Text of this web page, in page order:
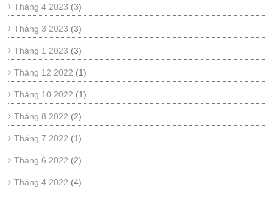
Tháng 4 2023 (3)
Tháng 3 2023 (3)
Tháng 1 2023 (3)
Tháng 12 2022 (1)
Tháng 10 2022 (1)
Tháng 8 2022 (2)
Tháng 7 2022 (1)
Tháng 6 2022 (2)
Tháng 4 2022 (4)